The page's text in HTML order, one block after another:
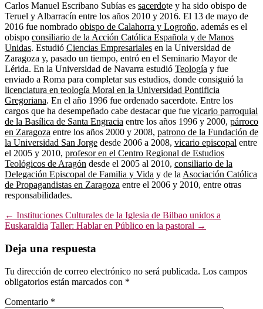
Carlos Manuel Escribano Subías es sacerdote y ha sido obispo de
Teruel y Albarracín entre los años 2010 y 2016. El 13 de mayo de
2016 fue nombrado obispo de Calahorra y Logroño, además es el
obispo consiliario de la Acción Católica Española y de Manos
Unidas. Estudió Ciencias Empresariales en la Universidad de
Zaragoza y, pasado un tiempo, entró en el Seminario Mayor de
Lérida. En la Universidad de Navarra estudió Teología y fue
enviado a Roma para completar sus estudios, donde consiguió la
licenciatura en teología Moral en la Universidad Pontificia
Gregoriana. En el año 1996 fue ordenado sacerdote. Entre los
cargos que ha desempeñado cabe destacar que fue vicario parroquial
de la Basílica de Santa Engracia entre los años 1996 y 2000, párroco
en Zaragoza entre los años 2000 y 2008, patrono de la Fundación de
la Universidad San Jorge desde 2006 a 2008, vicario episcopal entre
el 2005 y 2010, profesor en el Centro Regional de Estudios
Teológicos de Aragón desde el 2005 al 2010, consiliario de la
Delegación Episcopal de Familia y Vida y de la Asociación Católica
de Propagandistas en Zaragoza entre el 2006 y 2010, entre otras
responsabilidades.
Navegación
de
entradas
← Instituciones Culturales de la Iglesia de Bilbao unidos a
Euskaraldia Taller: Hablar en Público en la pastoral →
Deja una respuesta
Tu dirección de correo electrónico no será publicada. Los campos
obligatorios están marcados con *
Comentario *